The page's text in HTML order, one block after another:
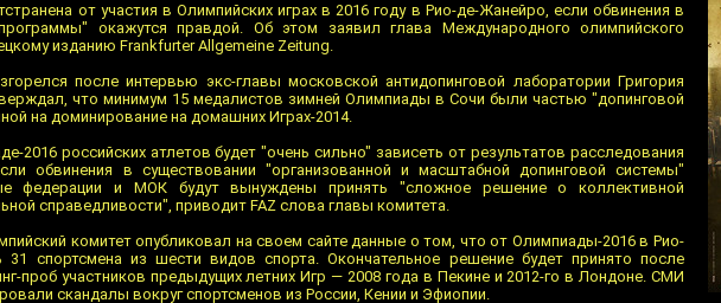
от участия в Олимпийских играх в 2016 году в Рио-де-Жанейро, если обвинения в
окажутся правдой. Об этом заявил глава Международного олимпийского
изданию Frankfurter Allgemeine Zeitung.
после интервью экс-главы московской антидопинговой лаборатории Григория
что минимум 15 медалистов зимней Олимпиады в Сочи были частью "допинговой
на доминирование на домашних Играх-2014.
2016 российских атлетов будет "очень сильно" зависеть от результатов расследования
обвинения в существовании "организованной и масштабной допинговой системы"
федерации и МОК будут вынуждены принять "сложное решение о коллективной
справедливости", приводит FAZ слова главы комитета.
комитет опубликовал на своем сайте данные о том, что от Олимпиады-2016 в Рио-
31 спортсмена из шести видов спорта. Окончательное решение будет принято после
проб участников предыдущих летних Игр — 2008 года в Пекине и 2012-го в Лондоне. СМИ
скандалы вокруг спортсменов из России, Кении и Эфиопии.